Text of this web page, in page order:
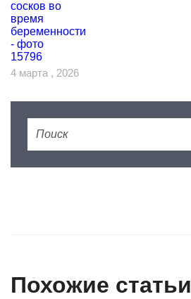
4 марта , 2026
Похожие статьи